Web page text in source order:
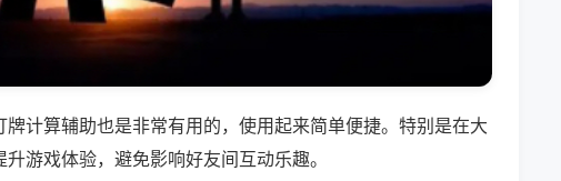
计算辅助也是非常有用的，使用起来简单便捷。特别是在大
游戏体验，避免影响好友间互动乐趣。